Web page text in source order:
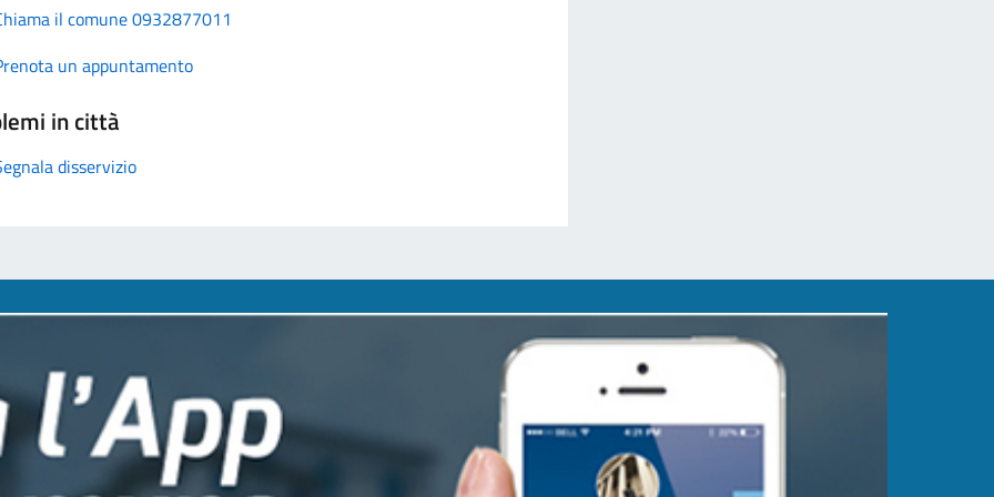
il comune 0932877011
un appuntamento
in città
disservizio